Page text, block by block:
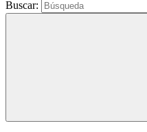
Buscar: